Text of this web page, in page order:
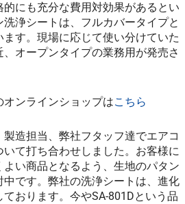
的にも充分な費用対効果があるとい
浄シートは、フルカバータイプと
す。現場に応じて使い分けていた
オープンタイプの業務用が発売さ
ンラインショップはこちら
造担当、弊社フタッフ達でエアコ
て打ち合わせしました。お客様に
よい商品となるよう、生地のパタン
です。弊社の洗浄シートは、進化
おります。今やSA-801Dという品